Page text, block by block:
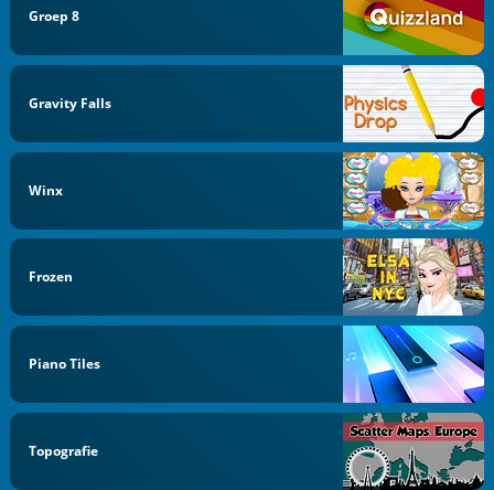
Groep 8
Gravity Falls
Winx
Frozen
Piano Tiles
Topografie